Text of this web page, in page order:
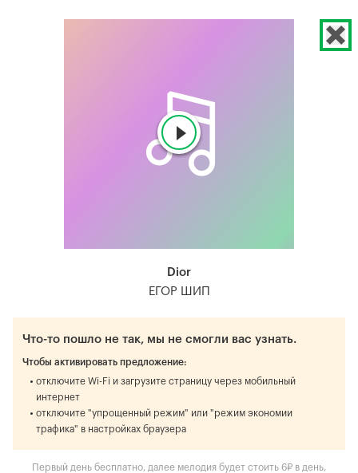
Dior
ЕГОР ШИП
Что-то пошло не так, мы не смогли вас узнать.
Чтобы активировать предложение:
отключите Wi-Fi и загрузите страницу через мобильный
интернет
отключите "упрощенный режим" или "режим экономии
трафика" в настройках браузера
Первый день бесплатно, далее мелодия будет стоить 6₽ в день,